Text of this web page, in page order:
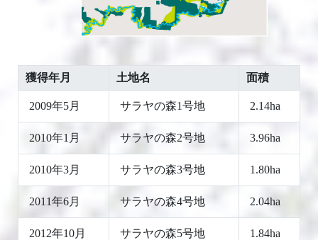
獲得年月 土地名 面積
2009年5月 サラヤの森1号地 2.14ha
2010年1月 サラヤの森2号地 3.96ha
2010年3月 サラヤの森3号地 1.80ha
2011年6月 サラヤの森4号地 2.04ha
2012年10月 サラヤの森5号地 1.84ha